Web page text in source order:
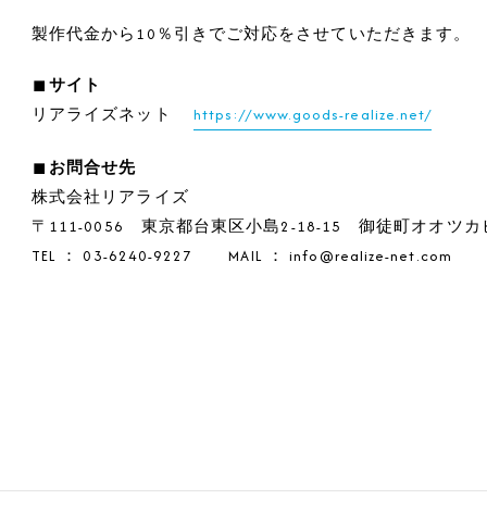
製作代金から10％引きでご対応をさせていただきます。
■サイト
リアライズネット https://www.goods-realize.net/
■お問合せ先
株式会社リアライズ
〒111-0056 東京都台東区小島2-18-15 御徒町オオツカ
TEL ： 03-6240-9227 MAIL ： info@realize-net.com